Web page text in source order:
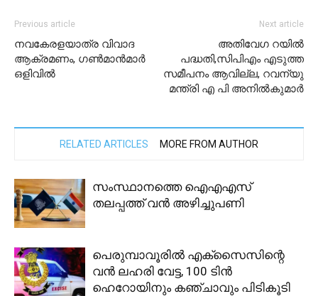
Previous article
നവകേരളയാത്ര വിവാദ
ആക്രമണം, ഗൺമാൻമാർ
ഒളിവില്‍
Next article
അതിവേഗ റയിൽ
പദ്ധതി,സിപിഎം എടുത്ത
സമീപനം ആവില്ല, റവന്യു
മന്ത്രി എ പി അനിൽകുമാർ
RELATED ARTICLES MORE FROM AUTHOR
സംസ്ഥാനത്തെ ഐഎഎസ്
തലപ്പത്ത് വൻ അഴിച്ചുപണി
പെരുമ്പാവൂരിൽ എക്സൈസിന്റെ
വൻ ലഹരി വേട്ട, 100 ടിൻ
ഹെറോയിനും കഞ്ചാവും പിടികൂടി